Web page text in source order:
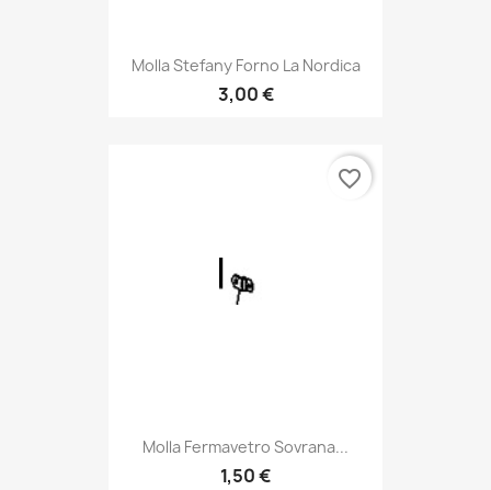
Molla Stefany Forno La Nordica
3,00 €
Molla Fermavetro Sovrana...
1,50 €
favorite_border